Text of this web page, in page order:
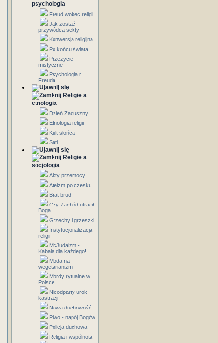
psychologia
Freud wobec religii
Jak zostać
przywódcą sekty
Konwersja religijna
Po końcu świata
Przeżycie
mistyczne
Psychologia r.
Freuda
Religie a
etnologia
Dzień Zaduszny
Etnologia religii
Kult słońca
Sati
Religie a
socjologia
Akty przemocy
Ateizm po czesku
Brat brud
Czy Zachód utracił
Boga
Grzechy i grzeszki
Instytucjonalizacja
religii
McJudaizm -
Kabała dla każdego!
Moda na
wegetarianizm
Mordy rytualne w
Polsce
Nieodparty urok
kastracji
Nowa duchowość
Piwo - napój Bogów
Policja duchowa
Religia i wspólnota